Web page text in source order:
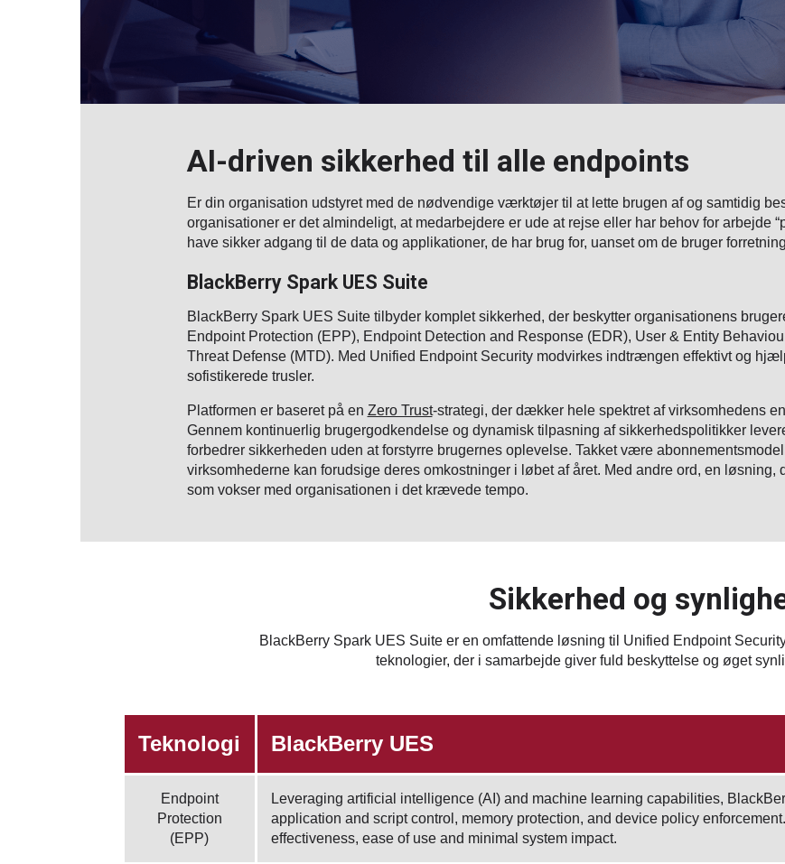
AI-driven sikkerhed til alle endpoints
Er din organisation udstyret med de nødvendige værktøjer til at lette brugen af ​​og samtidig
organisationer er det almindeligt, at medarbejdere er ude at rejse eller har behov for arbejde
have sikker adgang til de data og applikationer, de har brug for, uanset om de bruger
BlackBerry Spark UES Suite
BlackBerry Spark UES Suite tilbyder komplet sikkerhed, der beskytter organisationens
Endpoint Protection (EPP), Endpoint Detection and Response (EDR), User & Entity
Threat Defense (MTD). Med Unified Endpoint Security modvirkes indtrængen effektivt og
sofistikerede trusler.
Platformen er baseret på en Zero Trust-strategi, der dækker hele spektret af virksomhedens
Gennem kontinuerlig brugergodkendelse og dynamisk tilpasning af sikkerhedspolitikker
forbedrer sikkerheden uden at forstyrre brugernes oplevelse. Takket være
virksomhederne kan forudsige deres omkostninger i løbet af året. Med andre ord, en
som vokser med organisationen i det krævede tempo.
Sikkerhed og
BlackBerry Spark UES Suite er en omfattende løsning til Unified Endpoint
teknologier, der i samarbejde giver fuld beskyttelse og øget
Teknologi BlackBerry UES
Endpoint
Protection
(EPP)
Leveraging artificial intelligence (AI) and machine learning capabilities,
application and script control, memory protection, and device policy
effectiveness, ease of use and minimal system impact.